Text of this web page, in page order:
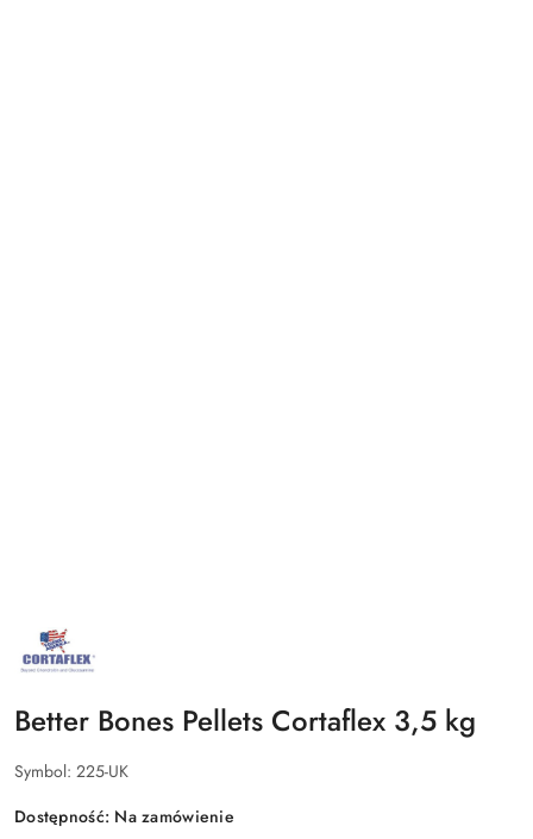
NAZWA
PRODUCENTA:
CORTAFLEX
Better Bones Pellets Cortaflex 3,5 kg
Symbol: 225-UK
Dostępność: Na zamówienie